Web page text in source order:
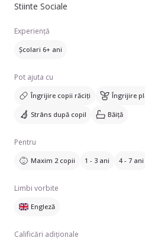
Stiinte Sociale
Experiență
Școlari 6+ ani
Pot ajuta cu
Îngrijire copii răciți Îngrijire
Strâns după copil Băiță
Pentru
Maxim 2 copii 1 - 3 ani 4 - 7 ani
Limbi vorbite
Engleză
Calificări adiționale